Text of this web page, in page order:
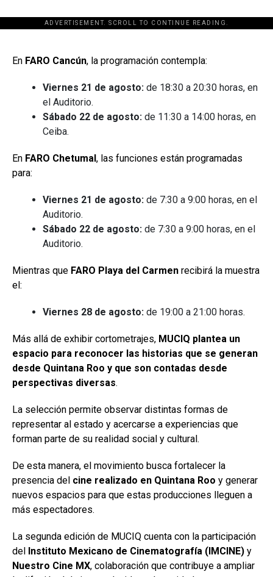
ADVERTISEMENT. SCROLL TO CONTINUE READING.
[adsforwp id="243463"]
En FARO Cancún, la programación contempla:
Viernes 21 de agosto: de 18:30 a 20:30 horas, en
el Auditorio.
Sábado 22 de agosto: de 11:30 a 14:00 horas, en
Ceiba.
En FARO Chetumal , las funciones están programadas
para:
Viernes 21 de agosto: de 7:30 a 9:00 horas, en el
Auditorio.
Sábado 22 de agosto: de 7:30 a 9:00 horas, en el
Auditorio.
Mientras que FARO Playa del Carmen recibirá la muestra
el:
Viernes 28 de agosto: de 19:00 a 21:00 horas.
Más allá de exhibir cortometrajes, MUCIQ plantea un
espacio para reconocer las historias que se generan
desde Quintana Roo y que son contadas desde
perspectivas diversas.
La selección permite observar distintas formas de
representar al estado y acercarse a experiencias que
forman parte de su realidad social y cultural.
De esta manera, el movimiento busca fortalecer la
presencia del cine realizado en Quintana Roo y generar
nuevos espacios para que estas producciones lleguen a
más espectadores.
La segunda edición de MUCIQ cuenta con la participación
del
Instituto Mexicano de Cinematografía (IMCINE)
Nuestro Cine MX, colaboración que contribuye a ampliar